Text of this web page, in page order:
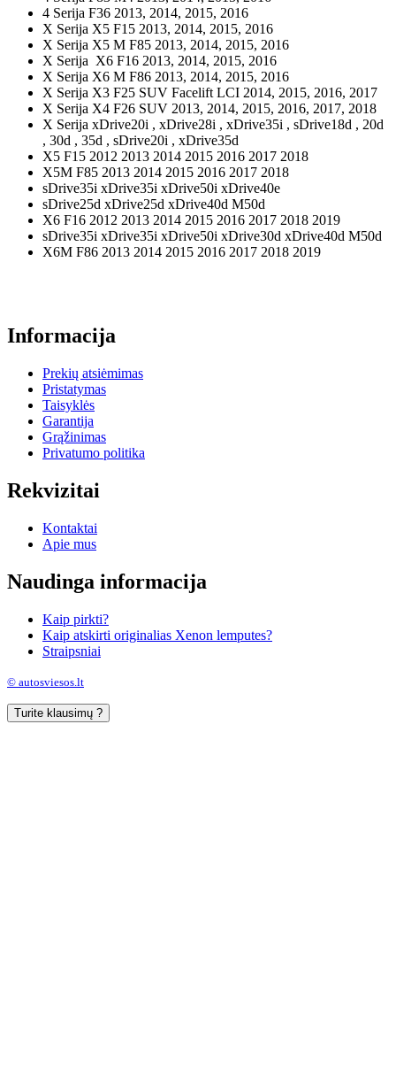
4 Serija F36 2013, 2014, 2015, 2016
X Serija X5 F15 2013, 2014, 2015, 2016
X Serija X5 M F85 2013, 2014, 2015, 2016
X Serija X6 F16 2013, 2014, 2015, 2016
X Serija X6 M F86 2013, 2014, 2015, 2016
X Serija X3 F25 SUV Facelift LCI 2014, 2015, 2016, 2017
X Serija X4 F26 SUV 2013, 2014, 2015, 2016, 2017, 2018
X Serija xDrive20i , xDrive28i , xDrive35i , sDrive18d , 20d
, 30d , 35d , sDrive20i , xDrive35d
X5 F15 2012 2013 2014 2015 2016 2017 2018
X5M F85 2013 2014 2015 2016 2017 2018
sDrive35i xDrive35i xDrive50i xDrive40e
sDrive25d xDrive25d xDrive40d M50d
X6 F16 2012 2013 2014 2015 2016 2017 2018 2019
sDrive35i xDrive35i xDrive50i xDrive30d xDrive40d M50d
X6M F86 2013 2014 2015 2016 2017 2018 2019
Informacija
Prekių atsiėmimas
Pristatymas
Taisyklės
Garantija
Grąžinimas
Privatumo politika
Rekvizitai
Kontaktai
Apie mus
Naudinga informacija
Kaip pirkti?
Kaip atskirti originalias Xenon lemputes?
Straipsniai
© autosviesos.lt
Turite klausimų ?